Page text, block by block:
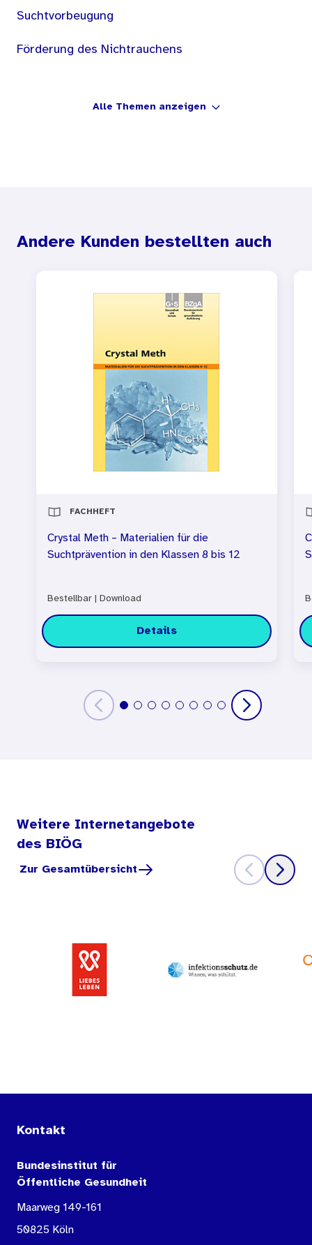
Suchtvorbeugung
Förderung des Nichtrauchens
Alle Themen anzeigen
Andere Kunden bestellten auch
FACHHEFT
Crystal Meth – Materialien für die
Suchtprävention in den Klassen 8 bis 12
Bestellbar Download
Details
Weitere Internetangebote
des BIÖG
Zur Gesamtübersicht
Kontakt
Bundesinstitut für
Öffentliche Gesundheit
Maarweg 149-161
50825 Köln